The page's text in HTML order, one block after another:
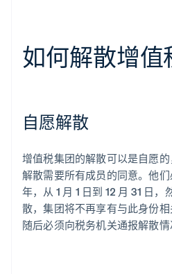
如何解散增值
自愿解散
增值税集团的解散可以是自愿
解散需要所有成员的同意。他
年，从 1 月 1 日到 12 月 31 日
散，集团将不再享有与此身份
随后必须向税务机关通报解散情